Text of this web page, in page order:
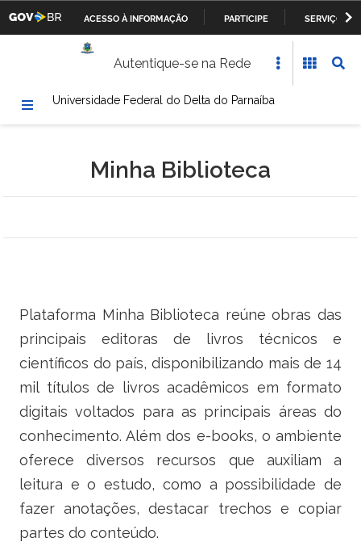
PARA
CONTEÚDO
ACESSO À INFORMAÇÃO PARTICIPE
SERVIÇOS
Ministério da Defesa
Ministério da Cultura
Ministério do Trabalho
Ministério do Desenvolvimento Social
Ministério da Saúde
Ministério da Indústria, Comércio Exterior e Serviços
Ministério de Minas e Energia
Autentique-se na Rede
Universidade Federal do Delta do Parnaíba
Minha Biblioteca
Plataforma Minha Biblioteca reúne obras das
principais editoras de livros técnicos e
científicos do país, disponibilizando mais de 14
mil títulos de livros acadêmicos em formato
digitais voltados para as principais áreas do
conhecimento. Além dos e-books, o ambiente
oferece diversos recursos que auxiliam a
leitura e o estudo, como a possibilidade de
fazer anotações, destacar trechos e copiar
partes do conteúdo.